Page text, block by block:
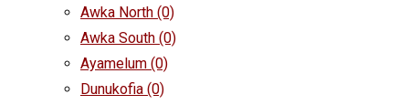
Awka North (0)
Awka South (0)
Ayamelum (0)
Dunukofia (0)